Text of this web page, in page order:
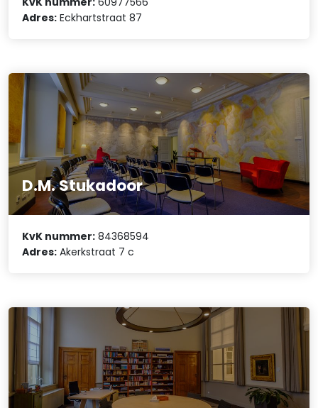
Adres: Eckhartstraat 87
D.M. Stukadoor
KvK nummer: 84368594
Adres: Akerkstraat 7 c